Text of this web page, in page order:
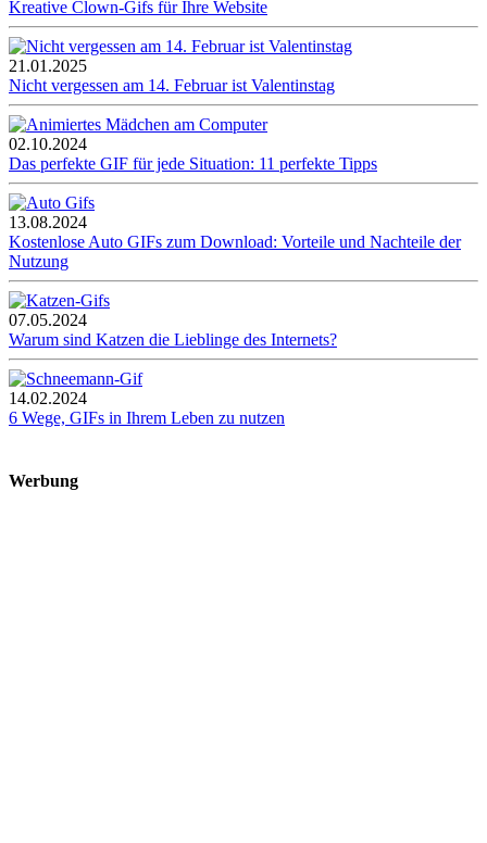
Kreative Clown-Gifs für Ihre Website
21.01.2025
Nicht vergessen am 14. Februar ist Valentinstag
02.10.2024
Das perfekte GIF für jede Situation: 11 perfekte Tipps
13.08.2024
Kostenlose Auto GIFs zum Download: Vorteile und Nachteile der
Nutzung
07.05.2024
Warum sind Katzen die Lieblinge des Internets?
14.02.2024
6 Wege, GIFs in Ihrem Leben zu nutzen
Werbung